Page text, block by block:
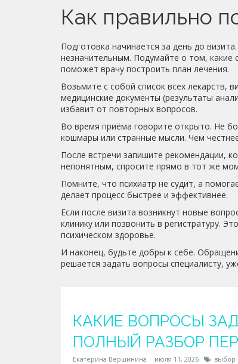
Как правильно
Подготовка начинается за день до
незначительным. Подумайте о том, какие
поможет врачу построить план лечения.
Возьмите с собой список всех лекарств,
медицинские документы (результаты
избавит от повторных вопросов.
Во время приёма говорите открыто. Не
кошмары или странные мысли. Чем
После встречи запишите рекомендации,
непонятным, спросите прямо в тот же
Помните, что психиатр не судит, а
делает процесс быстрее и эффективнее.
Если после визита возникнут новые
клинику или позвонить в регистратуру.
психическом здоровье.
И наконец, будьте добры к себе.
решается задать вопросы специалисту,
КАКИЕ ВОПРОСЫ
ПОЛНЫЙ РАЗБОР
Екатерина Вершинина июля 11, 2026 выбор